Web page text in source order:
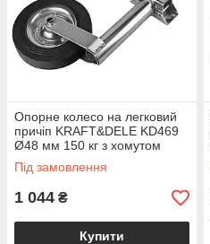
Опорне колесо на легковий
причіп KRAFT&DELE KD469
Ø48 мм 150 кг з хомутом
Під замовлення
1 044 ₴
Купити